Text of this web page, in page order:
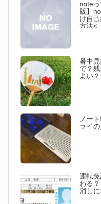
note
版】
け自
方法<
暑中
で？
よい？
ノー
ライ
運転
わる
消しに